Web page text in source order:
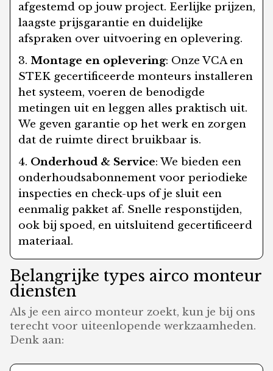
afgestemd op jouw project. Eerlijke prijzen,
laagste prijsgarantie en duidelijke
afspraken over uitvoering en oplevering.
Montage en oplevering: Onze VCA en
STEK gecertificeerde monteurs installeren
het systeem, voeren de benodigde
metingen uit en leggen alles praktisch uit.
We geven garantie op het werk en zorgen
dat de ruimte direct bruikbaar is.
Onderhoud & Service: We bieden een
onderhoudsabonnement voor periodieke
inspecties en check-ups of je sluit een
eenmalig pakket af. Snelle responstijden,
ook bij spoed, en uitsluitend gecertificeerd
materiaal.
Belangrijke types airco monteur
diensten
Als je een airco monteur zoekt, kun je bij ons
terecht voor uiteenlopende werkzaamheden.
Denk aan: